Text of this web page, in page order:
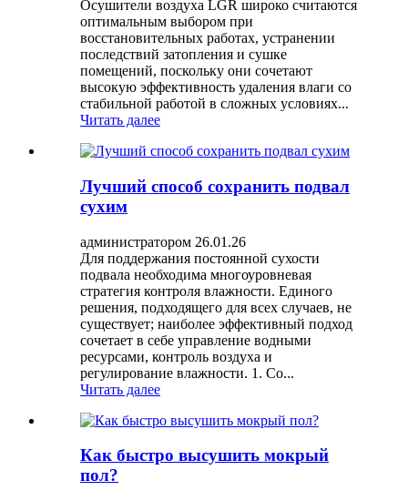
Осушители воздуха LGR широко считаются
оптимальным выбором при
восстановительных работах, устранении
последствий затопления и сушке
помещений, поскольку они сочетают
высокую эффективность удаления влаги со
стабильной работой в сложных условиях...
Читать далее
Лучший способ сохранить подвал
сухим
администратором 26.01.26
Для поддержания постоянной сухости
подвала необходима многоуровневая
стратегия контроля влажности. Единого
решения, подходящего для всех случаев, не
существует; наиболее эффективный подход
сочетает в себе управление водными
ресурсами, контроль воздуха и
регулирование влажности. 1. Co...
Читать далее
Как быстро высушить мокрый
пол?